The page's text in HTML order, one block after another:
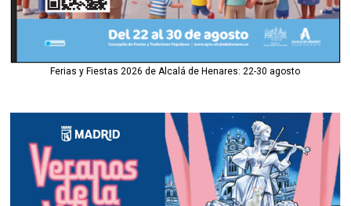
Ferias y Fiestas 2026 de Alcalá de Henares: 22-30 agosto